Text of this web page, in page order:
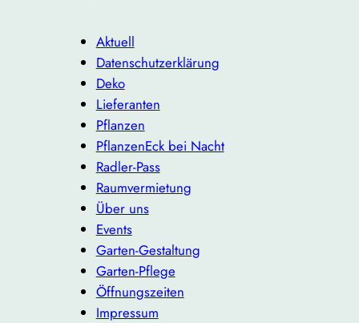
Aktuell
Datenschutzerklärung
Deko
Lieferanten
Pflanzen
PflanzenEck bei Nacht
Radler-Pass
Raumvermietung
Über uns
Events
Garten-Gestaltung
Garten-Pflege
Öffnungszeiten
Impressum